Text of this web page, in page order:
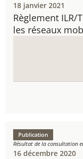
Règlement ILR/
les réseaux
18 janvier 2021
Publication
Résultat de la consultation
16 décembre 2020